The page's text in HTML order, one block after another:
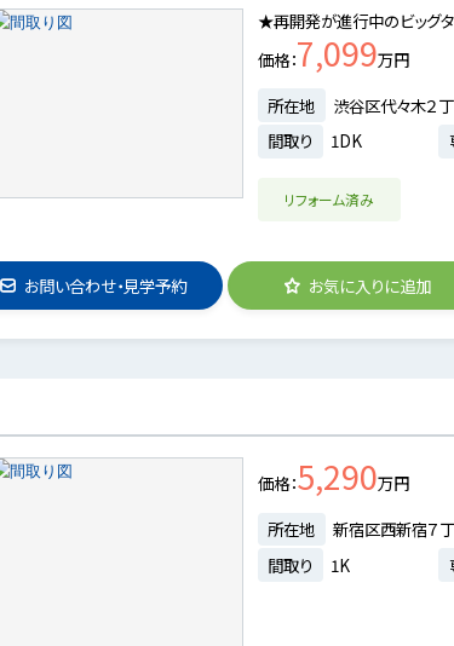
★再開発が進行中のビッグ
価格 7,099万円
所在地
渋谷区代々木２
間取り
1DK
リフォーム済み
お問い合わせ・見学予約 お気に入りに追加
価格 5,290万円
所在地
新宿区西新宿７
間取り
1K